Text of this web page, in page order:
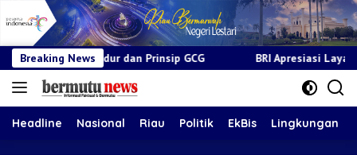
Breaking News
dan Prinsip GCG BRI Apresiasi Layanan Kepada
Headline Nasional Riau Politik EkBis Lingkungan